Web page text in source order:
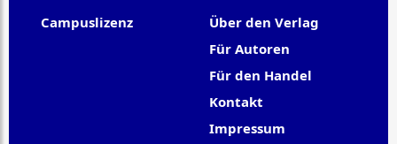
Campuslizenz
Über den Verlag
Für Autoren
Für den Handel
Kontakt
Impressum